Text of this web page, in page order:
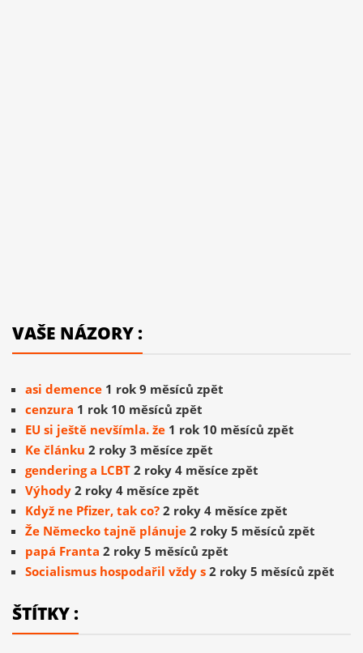
VAŠE NÁZORY :
asi demence 1 rok 9 měsíců zpět
cenzura 1 rok 10 měsíců zpět
EU si ještě nevšímla. že 1 rok 10 měsíců zpět
Ke článku 2 roky 3 měsíce zpět
gendering a LCBT 2 roky 4 měsíce zpět
Výhody 2 roky 4 měsíce zpět
Když ne Pfizer, tak co? 2 roky 4 měsíce zpět
Že Německo tajně plánuje 2 roky 5 měsíců zpět
papá Franta 2 roky 5 měsíců zpět
Socialismus hospodařil vždy s 2 roky 5 měsíců zpět
ŠTÍTKY :